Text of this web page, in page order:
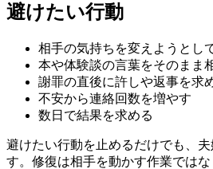
避けたい行動
相手の気持ちを変えようとし
本や体験談の言葉をそのまま
謝罪の直後に許しや返事を求
不安から連絡回数を増やす
数日で結果を求める
避けたい行動を止めるだけでも、
す。修復は相手を動かす作業では